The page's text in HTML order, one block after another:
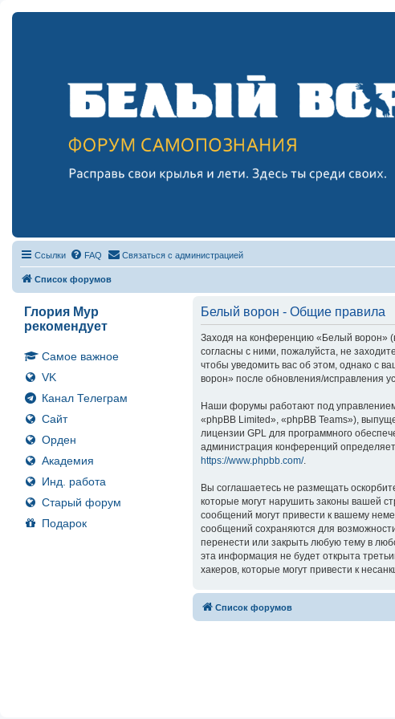
Ссылки FAQ Связаться с администрацией
Список форумов
Глория Мур
рекомендует
Самое важное
VK
Канал Телеграм
Сайт
Орден
Академия
Инд. работа
Старый форум
Подарок
Белый ворон - Общие правила
Заходя на конференцию «Белый ворон»
согласны с ними, пожалуйста, не
чтобы уведомить вас об этом, однако с
ворон» после обновления/исправления
Наши форумы работают под
«phpBB Limited», «phpBB Teams»),
лицензии GPL для программного
администрация конференций
https://www.phpbb.com/.
Вы соглашаетесь не размещать
которые могут нарушить законы вашей
сообщений могут привести к вашему
сообщений сохраняются для
перенести или закрыть любую тему в
эта информация не будет открыта
хакеров, которые могут привести к
Список форумов